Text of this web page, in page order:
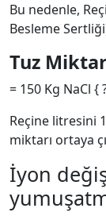
Bu nedenle,
Besleme
Tuz
= 150 Kg NaCl
Reçine litresini
miktarı ortaya
İyon